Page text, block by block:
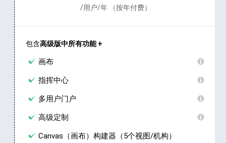
/用户/年 （按年付费）
包含高级版中所有功能 +
画布
指挥中心
多用户门户
高级定制
Canvas（画布）构建器（5个视图/机构）